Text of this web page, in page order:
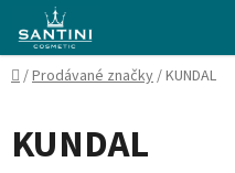
obsah
Domů
/Prodávané značky/KUNDAL
KUNDAL